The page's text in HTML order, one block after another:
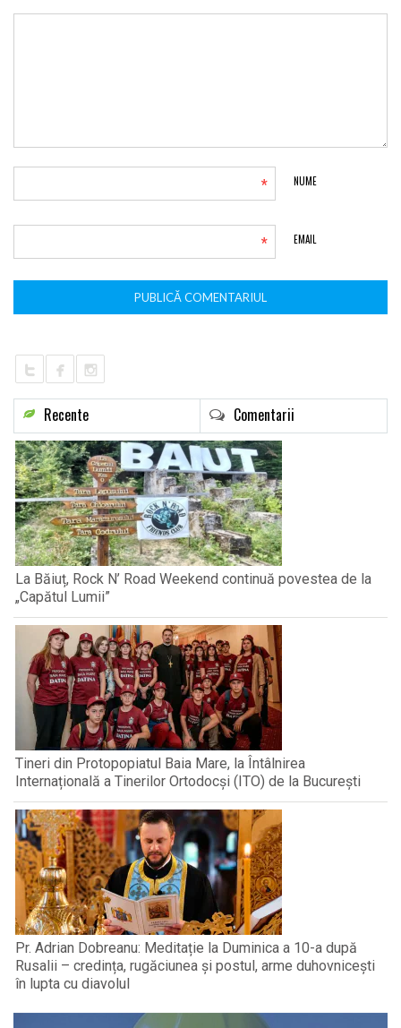
NUME
*
EMAIL
*
Recente Comentarii
La Băiuț, Rock N’ Road Weekend continuă povestea de la
„Capătul Lumii”
Tineri din Protopopiatul Baia Mare, la Întâlnirea
Internațională a Tinerilor Ortodocși (ITO) de la București
Pr. Adrian Dobreanu: Meditație la Duminica a 10-a după
Rusalii – credința, rugăciunea și postul, arme duhovnicești
în lupta cu diavolul